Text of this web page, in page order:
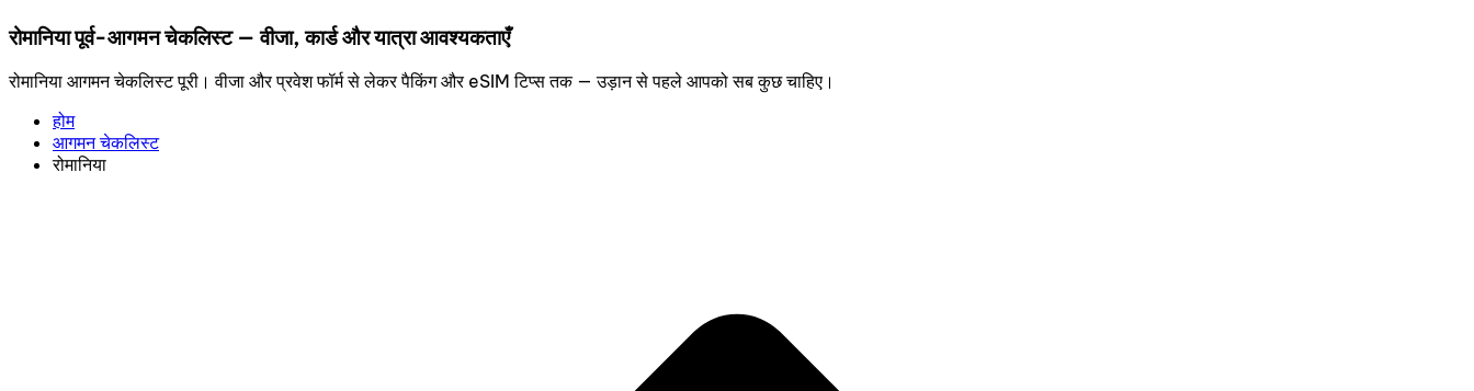
रोमानिया पूर्व-आगमन चेकलिस्ट — वीजा, कार्ड और यात्रा आवश्यकताएँ
रोमानिया आगमन चेकलिस्ट पूरी। वीजा और प्रवेश फॉर्म से लेकर पैकिंग और eSIM टिप्स तक — उड़ान से पहले आपको सब कुछ चाहिए।
होम
आगमन चेकलिस्ट
रोमानिया